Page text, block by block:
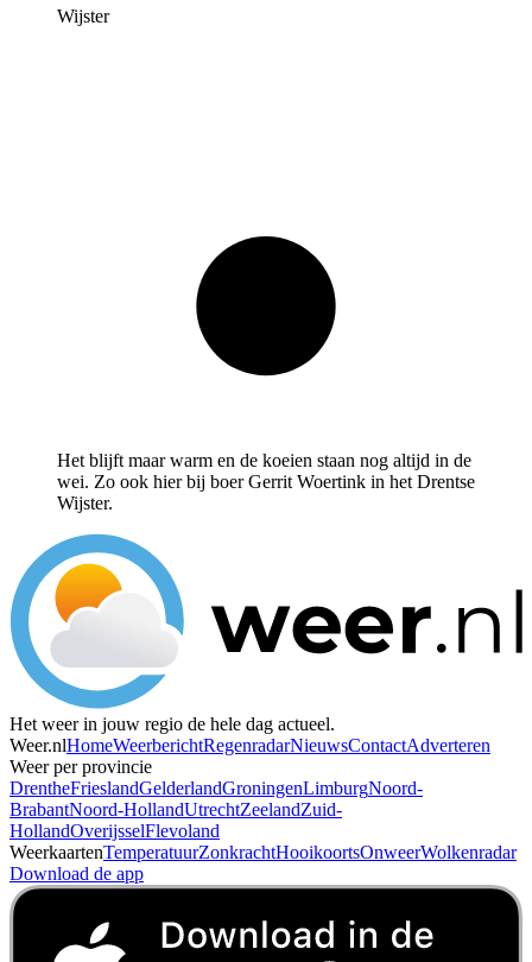
Wijster
Het blijft maar warm en de koeien staan nog altijd in de
wei. Zo ook hier bij boer Gerrit Woertink in het Drentse
Wijster.
Het weer in jouw regio de hele dag actueel.
Weer.nlHomeWeerberichtRegenradarNieuwsContactAdverteren
Weer per provincie
DrentheFrieslandGelderlandGroningenLimburgNoord-
BrabantNoord-HollandUtrechtZeelandZuid-
HollandOverijsselFlevoland
WeerkaartenTemperatuurZonkrachtHooikoortsOnweerWolkenradar
Download de app